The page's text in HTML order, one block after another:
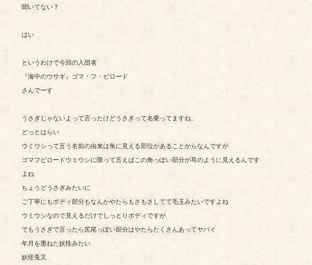
聞いてない？
はい
というわけで今回の入団者
『海中のウサギ』ゴマ・フ・ビロード
さんでーす
うさぎじゃないよって言ったけどうさぎって名乗ってますね。
どっとはらい
ウミウシって言う名前の由来は角に見える部位があることからなんですが
ゴマフビロードウミウシに限って言えばこの角っぽい部分が耳のように見えるんです
よね
ちょうどうさぎみたいに
ご丁寧にもボディ部分もなんかやたらもさもさしてて毛玉みたいですよね
ウミウシなので見えるだけでしっとりボディですが
でもうさぎで言ったら尻尾っぽい部分はやたらたくさんあってヤバイ
年月を重ねた妖怪みたい
妖怪兎又